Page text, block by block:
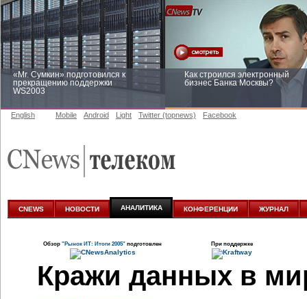
«Mr. Сумкин» подготовился к
прекращению поддержки
WS2003
Как строился электронный
бизнес Банка Москвы?
аналитике
English Mobile Android Light Twitter (topnews) Facebook
CNEWS НОВОСТИ АНАЛИТИКА КОНФЕРЕНЦИИ ЖУРНАЛ
Обзор "Рынок ИТ: Итоги 2005" подготовлен При поддержке
Кражи данных в